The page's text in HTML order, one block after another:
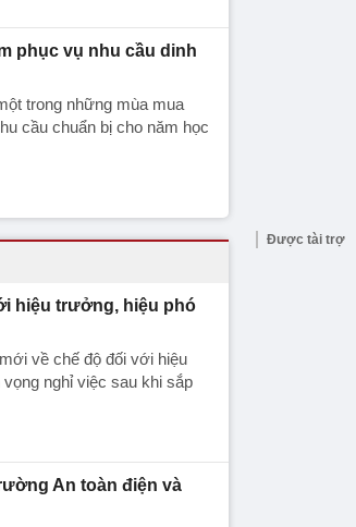
phục vụ nhu cầu dinh
trong những mùa mua
cầu chuẩn bị cho năm học
hiệu trưởng, hiệu phó
về chế độ đối với hiệu
nghỉ việc sau khi sắp
An toàn điện và
Được tài trợ